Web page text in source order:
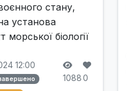
стану,
установа
морської біології
12:00
10880